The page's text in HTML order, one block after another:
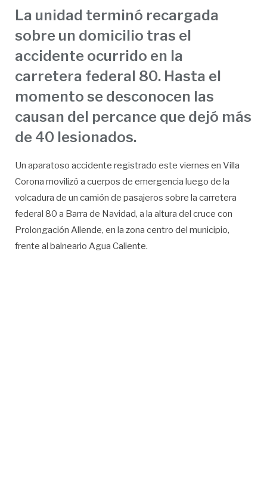
La unidad terminó recargada
sobre un domicilio tras el
accidente ocurrido en la
carretera federal 80. Hasta el
momento se desconocen las
causan del percance que dejó más
de 40 lesionados.
Un aparatoso accidente registrado este viernes en Villa
Corona movilizó a cuerpos de emergencia luego de la
volcadura de un camión de pasajeros sobre la carretera
federal 80 a Barra de Navidad, a la altura del cruce con
Prolongación Allende, en la zona centro del municipio,
frente al balneario Agua Caliente.